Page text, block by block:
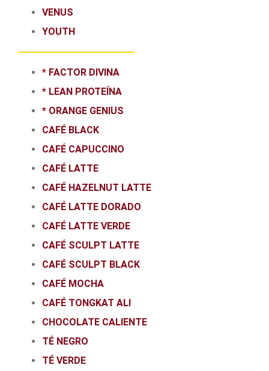
VENUS
YOUTH
* FACTOR DIVINA
* LEAN PROTEÍNA
* ORANGE GENIUS
CAFÉ BLACK
CAFÉ CAPUCCINO
CAFÉ LATTE
CAFÉ HAZELNUT LATTE
CAFÉ LATTE DORADO
CAFÉ LATTE VERDE
CAFÉ SCULPT LATTE
CAFÉ SCULPT BLACK
CAFÉ MOCHA
CAFÉ TONGKAT ALI
CHOCOLATE CALIENTE
TÉ NEGRO
TÉ VERDE